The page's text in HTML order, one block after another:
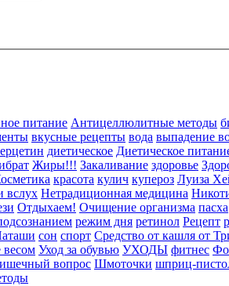
питание Антицеллюлитные методы
вкусные рецепты вода выпадение
диетическое Диетическое
Жиры!!! Закаливание здоровье
красота кулич купероз Луиза
вслух Нетрадиционная медицина
Отдыхаем! Очищение организма пасха
режим дня ретинол Рецепт
сон спорт Средство от кашля от
весом Уход за обувью УХОДЫ фитнес
вопрос Шмоточки шприц-